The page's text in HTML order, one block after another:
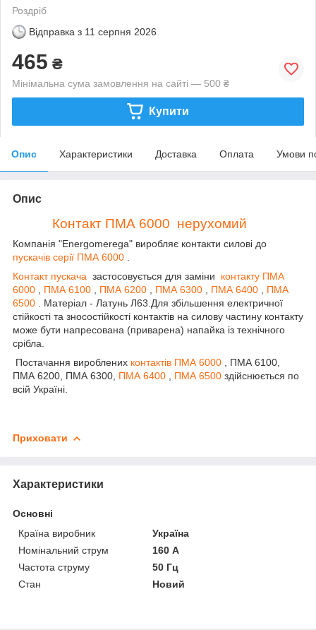
Роздріб
Відправка з 11 серпня 2026
465 ₴
Мінімальна сума замовлення на сайті — 500 ₴
Купити
Опис Характеристики Доставка Оплата Умови
Опис
Контакт ПМА 6000 нерухомий
Компанія "Energomerega" виробляє контакти силові до
пускачів серії ПМА 6000
Контакт пускача застосовується для заміни контакту ПМА
6000
ПМА 6100 ПМА 6200 ПМА 6300 ПМА 6400
ПМА
6500 . Матеріал - Латунь Л63.Для збільшення електричної
стійкості та зносостійкості контактів на силову частину контакту
може бути напресована (приварена) напайка із технічного
срібла.
Постачання вироблених контактів ПМА 6000 , ПМА 6100,
ПМА 6200, ПМА 6300, ПМА 6400 ПМА 6500 здійснюється по
всій Україні.
Приховати
Характеристики
Основні
Країна виробник
Україна
Номінальний струм
160 А
Частота струму
50 Гц
Стан
Новий